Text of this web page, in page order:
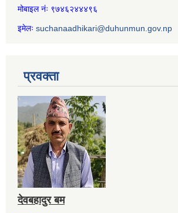
मोबाइल नंः ९७४६२४४४९६
इमेलः suchanaadhikari@duhunmun.gov.np
प्रवक्ता
देवबहादुर बम